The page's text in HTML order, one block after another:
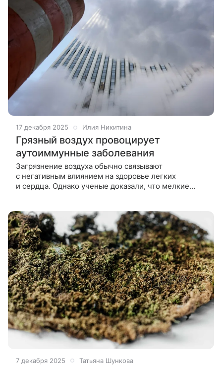
17 декабря 2025 Илия Никитина
Грязный воздух провоцирует
аутоиммунные заболевания
Загрязнение воздуха обычно связывают
с негативным влиянием на здоровье легких
и сердца. Однако ученые доказали, что мелкие
7 декабря 2025 Татьяна Шункова